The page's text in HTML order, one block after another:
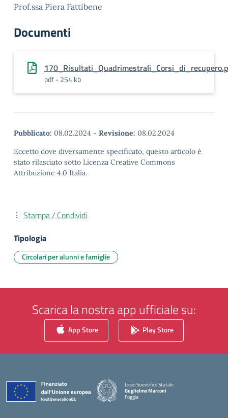
Prof.ssa Piera Fattibene
Documenti
pdf - 254 kb
Pubblicato: 08.02.2024 - Revisione: 08.02.2024
Eccetto dove diversamente specificato, questo articolo è
stato rilasciato sotto Licenza Creative Commons
Attribuzione 4.0 Italia.
Stampa / Condividi
Tipologia
Circolari per alunni e famiglie
Scarica la nostra app ufficiale su:
App Store Play Store
Liceo Scientifico Statale
Guglielmo Marconi
Foggia
— Visita la pagina iniziale della scuola